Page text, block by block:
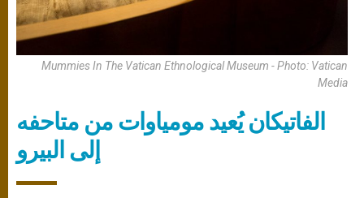
Mummies In The Vatican Ethnological Museum - Photo: Vatican
Media
الفاتيكان يُعيد مومياوات من متاحفه
إلى البيرو